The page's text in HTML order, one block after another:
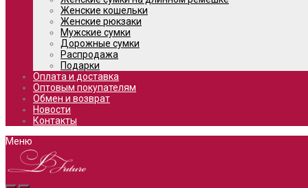
Женские кошельки
Женские рюкзаки
Мужские сумки
Дорожные сумки
Распродажа
Подарки
Оплата и доставка
Оптовым покупателям
Обмен и возврат
Новости
Контакты
Меню